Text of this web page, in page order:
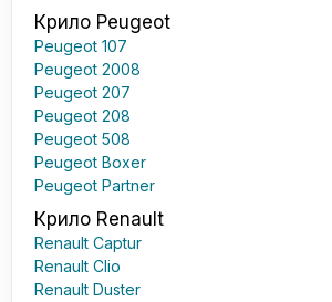
Крило Peugeot
Peugeot 107
Peugeot 2008
Peugeot 207
Peugeot 208
Peugeot 508
Peugeot Boxer
Peugeot Partner
Крило Renault
Renault Captur
Renault Clio
Renault Duster